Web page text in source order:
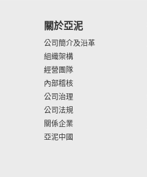
關於亞泥
公司簡介及沿革
組織架構
經營團隊
內部稽核
公司治理
公司法規
關係企業
亞泥中國